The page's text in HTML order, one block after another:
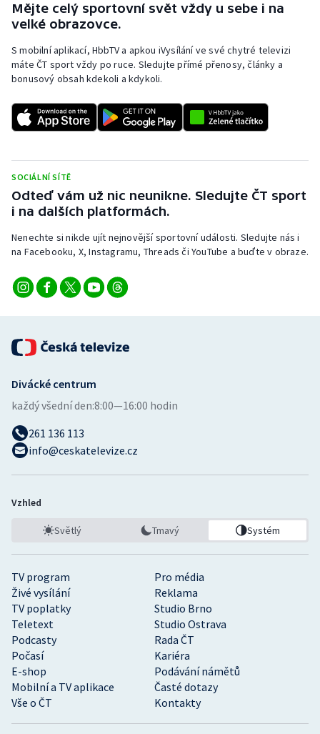
Mějte celý sportovní svět vždy u sebe i na
velké obrazovce.
S mobilní aplikací, HbbTV a apkou iVysílání ve své chytré televizi
máte ČT sport vždy po ruce. Sledujte přímé přenosy, články a
bonusový obsah kdekoli a kdykoli.
SOCIÁLNÍ SÍTĚ
Odteď vám už nic neunikne. Sledujte ČT sport
i na dalších platformách.
Nenechte si nikde ujít nejnovější sportovní události. Sledujte nás i
na Facebooku, X, Instagramu, Threads či YouTube a buďte v obraze.
TV program
Pro média
Živé vysílání
Reklama
TV poplatky
Studio Brno
Teletext
Studio Ostrava
Podcasty
Rada ČT
Počasí
Kariéra
E-shop
Podávání námětů
Mobilní a TV aplikace
Časté dotazy
Vše o ČT
Kontakty
Divácké centrum
každý všední den:8:00—16:00 hodin
261 136 113
info@ceskatelevize.cz
Vzhled
Světlý Tmavý Systém